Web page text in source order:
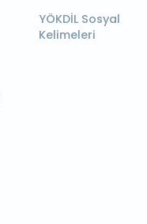
YÖKDİL Sosyal
Kelimeleri